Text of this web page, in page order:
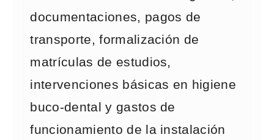
documentaciones, pagos de
transporte, formalización de
matrículas de estudios,
intervenciones básicas en higiene
buco-dental y gastos de
funcionamiento de la instalación